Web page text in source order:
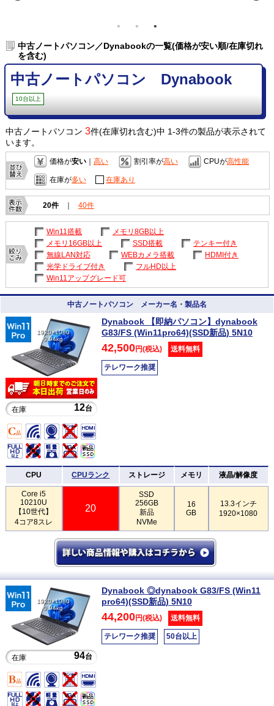
中古ノートパソコン／Dynabookの一覧(価格が安い順/在庫切れ
を含む)
中古ノートパソコン Dynabook
10台以上
中古ノートパソコン 3件(在庫切れ含む)中 1-3件の製品が表示されて
います。
価格が安い｜ 高い 割引率が高い CPUが高性能
在庫が多い 在庫あり
20件 ｜ 40件
Win11搭載
メモリ8GB以上
メモリ16GB以上
SSD搭載
テンキー付き
無線LAN対応
WEBカメラ搭載
HDMI付き
光学ドライブ付き
フルHD以上
Win11アップグレード可
中古ノートパソコン メーカー名・製品名
1920×1080
0.94kg
在庫 12台
Dynabook 【即納パソコン】dynabook
G83/FS (Win11pro64)(SSD新品) 5N10
42,500円(税込) 送料無料
テレワーク推奨
CPU CPUランク ストレージ メモリ 液晶/解像度
Core i5
10210U
【10世代】
4コア8スレ
20
SSD
256GB
新品
NVMe
16
GB
13.3インチ
1920×1080
1920×1080
0.94kg
在庫 94台
Dynabook ◎dynabook G83/FS (Win11
pro64)(SSD新品) 5N10
44,200円(税込) 送料無料
テレワーク推奨 50台以上